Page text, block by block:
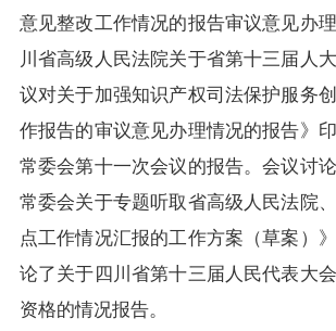
意见整改工作情况的报告审议意见办
川省高级人民法院关于省第十三届人
议对关于加强知识产权司法保护服务
作报告的审议意见办理情况的报告》
常委会第十一次会议的报告。会议讨
常委会关于专题听取省高级人民法院
点工作情况汇报的工作方案（草案）
论了关于四川省第十三届人民代表大
资格的情况报告。